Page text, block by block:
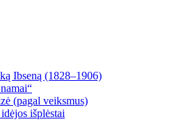
Ibseną (1828–1906)
(pagal veiksmus)
išplėstai